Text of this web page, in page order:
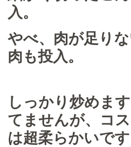
入。
やべ、肉が足り
肉も投入。
しっかり炒めま
てませんが、コ
は超柔らかいです